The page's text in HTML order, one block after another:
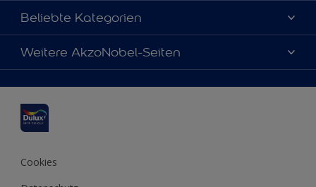
Über uns
Farbgenauigkeit
Kontaktieren Sie uns
Beliebte Kategorien
Dulux Farben
Farbe des Jahres
Produkte
Inspirationen
Tipps
Weitere AkzoNobel-Seiten
Molto
Xyladecor
Cookies